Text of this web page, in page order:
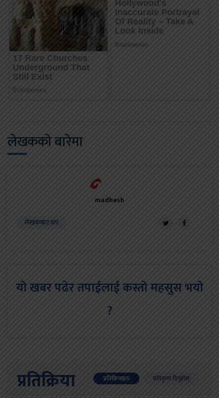
लेखकको बारेमा
madhesh
लेखकबाट थप
यो खबर पढेर तपाईलाई कस्तो महसुस भयो
?
प्रतिक्रिया प्रतिक्रियाहरु प्रतिकृया दिनुहोस्